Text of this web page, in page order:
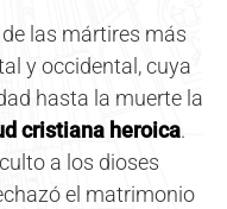
las mártires más
y occidental, cuya
hasta la muerte la
cristiana heroica.
a los dioses
el matrimonio